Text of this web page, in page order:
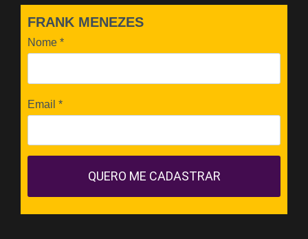
FRANK MENEZES
Nome *
Email *
QUERO ME CADASTRAR